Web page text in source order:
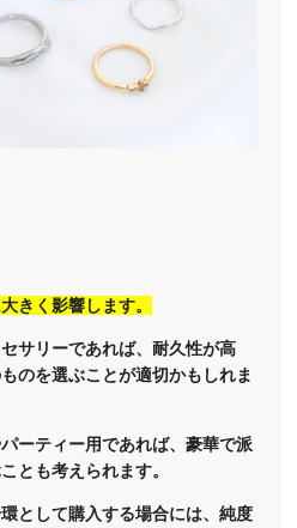
きく影響します。
サリーであれば、耐久性が高
のを選ぶことが適切かもしれま
ーティー用であれば、豪華で派
とも考えられます。
として購入する場合には、純度